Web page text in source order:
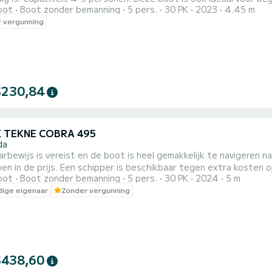
en heeft niets te benijden van een speedboot.
plaats aan een gezin of groep van 4 personen. Volgens de
Boot zonder bemanning 5 pers. 30 PK 2023 4.45 m
vergunning
TEKNE COBRA 495
is vereist en de boot is heel gemakkelijk te navigeren na een korte
extra kosten op aanvraag en afhankelijk van beschikbaarheid. Er is geen
om een gebied te verkennen dan met je eigen boot en
Boot zonder bemanning 5 pers. 30 PK 2024 5 m
eigenaar Zonder vergunning